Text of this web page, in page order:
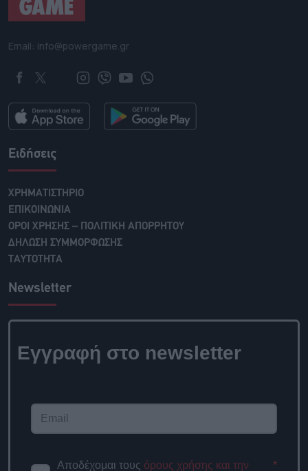
Email: info@powergame.gr
Ειδήσεις
ΧΡΗΜΑΤΙΣΤΗΡΙΟ
ΕΠΙΚΟΙΝΩΝΙΑ
ΟΡΟΙ ΧΡΗΣΗΣ – ΠΟΛΙΤΙΚΗ ΑΠΟΡΡΗΤΟΥ
ΔΗΛΩΣΗ ΣΥΜΜΟΡΦΩΣΗΣ
ΤΑΥΤΟΤΗΤΑ
Newsletter
Εγγραφή στο newsletter
Αποδέχομαι τους όρους χρήσης και την *